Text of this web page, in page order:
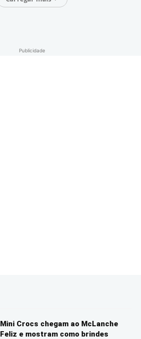
Publicidade
Mini Crocs chegam ao McLanche
Feliz e mostram como brindes